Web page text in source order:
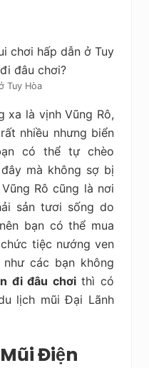
Tuy Hòa
xa là vịnh Vũng Rô,
nhiều nhưng biển
có thể tự chèo
mà không sợ bị
Rô cũng là nơi
sản tươi sống do
bạn có thể mua
tiệc nướng ven
các bạn không
đi đâu chơithì có
lịch mũi Đại Lãnh
Điện